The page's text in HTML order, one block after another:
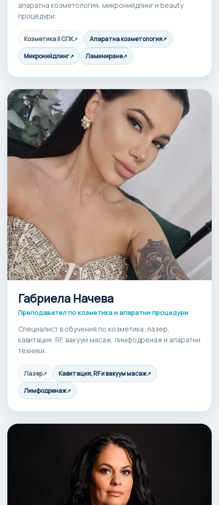
апаратна козметология, микронийдлинг и beauty
процедури.
Козметика II СПК↗ Апаратна козметология↗
Микронийдлинг↗ Ламиниране↗
Габриела Начева
Преподавател по козметика и апаратни процедури
Специалист в обучения по козметика, лазер,
кавитация, RF, вакуум масаж, лимфодренаж и апаратни
техники.
Лазер↗ Кавитация, RF и вакуум масаж↗
Лимфодренаж↗